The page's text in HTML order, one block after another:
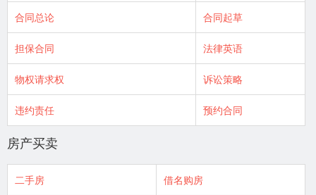
合同总论 合同起草
担保合同 法律英语
物权请求权 诉讼策略
违约责任 预约合同
房产买卖
二手房 借名购房